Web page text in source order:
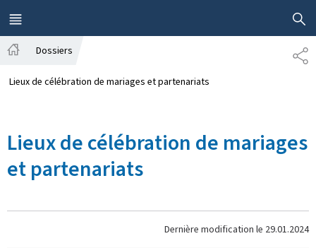
MENU
PRINCIPAL
Dossiers
Lieux de célébration de mariages et partenariats
Lieux de célébration de mariages
et partenariats
Dernière modification le 29.01.2024